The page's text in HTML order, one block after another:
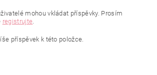
mohou vkládat příspěvky. Prosím
registrujte.
příspěvek k této položce.